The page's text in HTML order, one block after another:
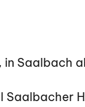
in Saalbach
Saalbacher